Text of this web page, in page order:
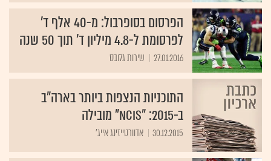
הפרסום בסופרבול: מ-40 אלף ד'
לפרסומת ל-4.8 מיליון ד' תוך 50 שנה
27.01.2016 שירות גלובס
התוכניות הנצפות ביותר בארה"ב
ב-2015: "NCIS" מובילה
30.12.2015 אדוורטייזינג אייג'